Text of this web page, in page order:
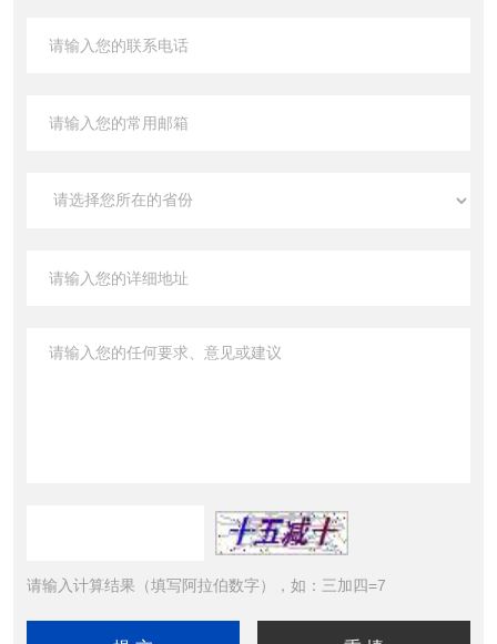
请输入计算结果（填写阿拉伯数字），如：三加四=7